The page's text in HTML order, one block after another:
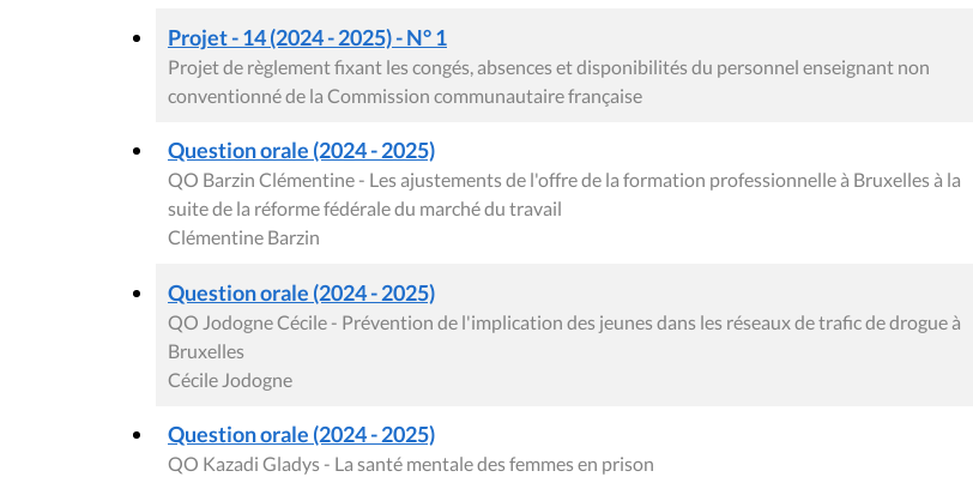
Projet - 14 (2024 - 2025) - N° 1
Projet de règlement fixant les congés, absences et disponibilités du personnel enseignant non
conventionné de la Commission communautaire française
Question orale (2024 - 2025)
QO Barzin Clémentine - Les ajustements de l'offre de la formation professionnelle à Bruxelles à la
suite de la réforme fédérale du marché du travail
Clémentine Barzin
Question orale (2024 - 2025)
QO Jodogne Cécile - Prévention de l'implication des jeunes dans les réseaux de trafic de drogue à
Bruxelles
Cécile Jodogne
Question orale (2024 - 2025)
QO Kazadi Gladys - La santé mentale des femmes en prison